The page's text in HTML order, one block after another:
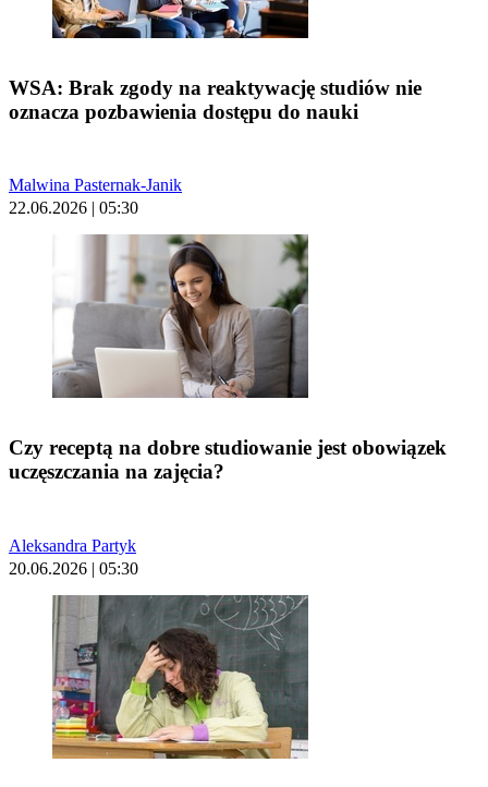
WSA: Brak zgody na reaktywację studiów nie
oznacza pozbawienia dostępu do nauki
Malwina Pasternak-Janik
22.06.2026 | 05:30
Czy receptą na dobre studiowanie jest obowiązek
uczęszczania na zajęcia?
Aleksandra Partyk
20.06.2026 | 05:30